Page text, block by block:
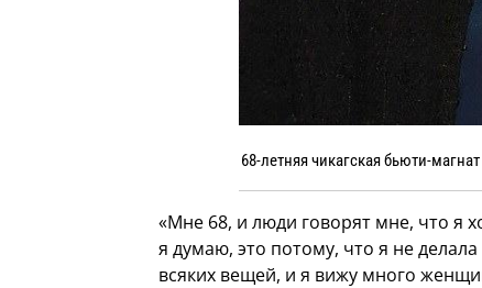
68-летняя чикагская бьюти-
«Мне 68, и люди говорят мне, что я
я думаю, это потому, что я не
всяких вещей, и я вижу много